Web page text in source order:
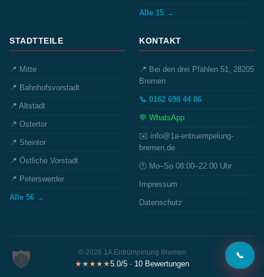
Alle 15 →
STADTTEILE
📍 Mitte
📍 Bahnhofsvorstadt
📍 Altstadt
📍 Ostertor
📍 Steintor
📍 Östliche Vorstadt
📍 Peterswerder
Alle 56 →
KONTAKT
📍 Bei den drei Pfählen 51, 28205
Bremen
📞 0162 698 44 86
💬 WhatsApp
✉️ info@1a-entruempelung-
bremen.de
🕐 Mo–So 08:00–22:00 Uhr
Impressum
Datenschutz
© 2026 1A Entrümpelung Bremen
★★★★★5.0/5 · 10 Bewertungen
📞